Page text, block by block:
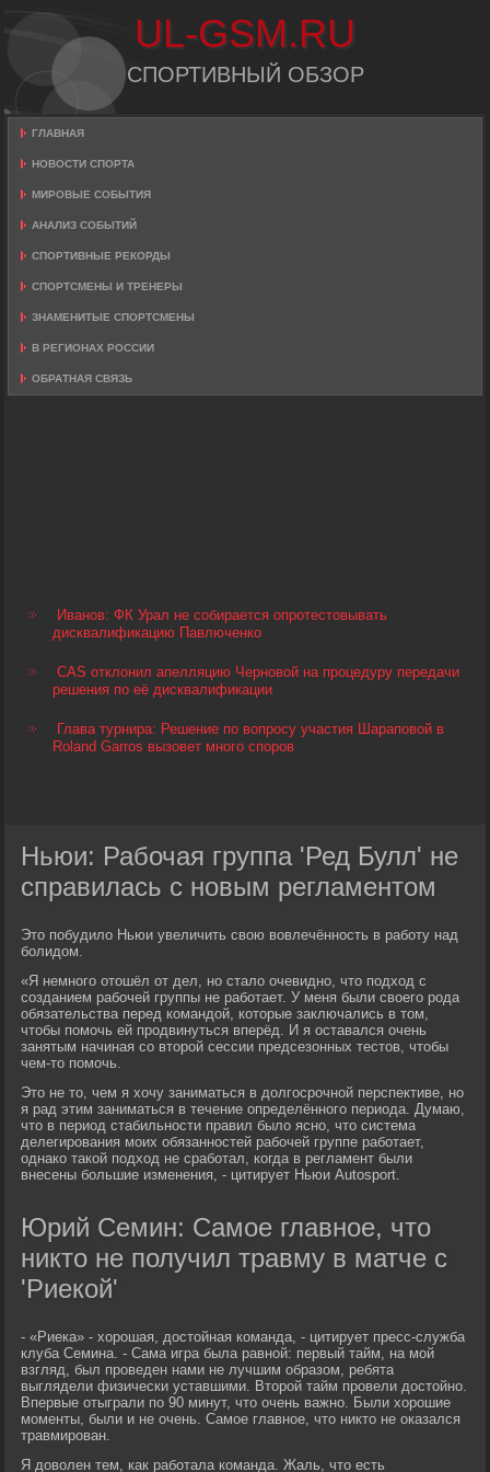
UL-GSM.RU
СПОРТИВНЫЙ ОБЗОР
ГЛАВНАЯ
НОВОСТИ СПОРТА
МИРОВЫЕ СОБЫТИЯ
АНАЛИЗ СОБЫТИЙ
СПОРТИВНЫЕ РЕКОРДЫ
СПОРТСМЕНЫ И ТРЕНЕРЫ
ЗНАМЕНИТЫЕ СПОРТСМЕНЫ
В РЕГИОНАХ РОССИИ
ОБРАТНАЯ СВЯЗЬ
Иванов: ФК Урал не собирается опротестовывать
дисквалификацию Павлюченко
CAS отклонил апелляцию Черновой на процедуру передачи
решения по её дисквалификации
Глава турнира: Решение по вопросу участия Шараповой в
Roland Garros вызовет много споров
Ньюи: Рабочая группа 'Ред Булл' не
справилась с новым регламентом
Это побудило Ньюи увеличить свою вовлечённость в работу над
болидом.
«Я немного отошёл от дел, но стало очевидно, что подход с
созданием рабочей группы не работает. У меня были своего рода
обязательства перед командой, которые заключались в том,
чтобы помочь ей продвинуться вперёд. И я оставался очень
занятым начиная со второй сессии предсезонных тестов, чтобы
чем-то помочь.
Это не то, чем я хочу заниматься в долгосрочной перспективе, но
я рад этим заниматься в течение определённого периода. Думаю,
что в период стабильности правил было ясно, что система
делегирования моих обязанностей рабочей группе работает,
однако такой подход не сработал, когда в регламент были
внесены большие изменения, - цитирует Ньюи Autosport.
Юрий Семин: Самое главное, что
никто не получил травму в матче с
'Риекой'
- «Риека» - хорошая, достойная команда, - цитирует пресс-служба
клуба Семина. - Сама игра была равной: первый тайм, на мой
взгляд, был проведен нами не лучшим образом, ребята
выглядели физически уставшими. Второй тайм провели достойно.
Впервые отыграли по 90 минут, что очень важно. Были хорошие
моменты, были и не очень. Самое главное, что никто не оказался
травмирован.
Я доволен тем, как работала команда. Жаль, что есть